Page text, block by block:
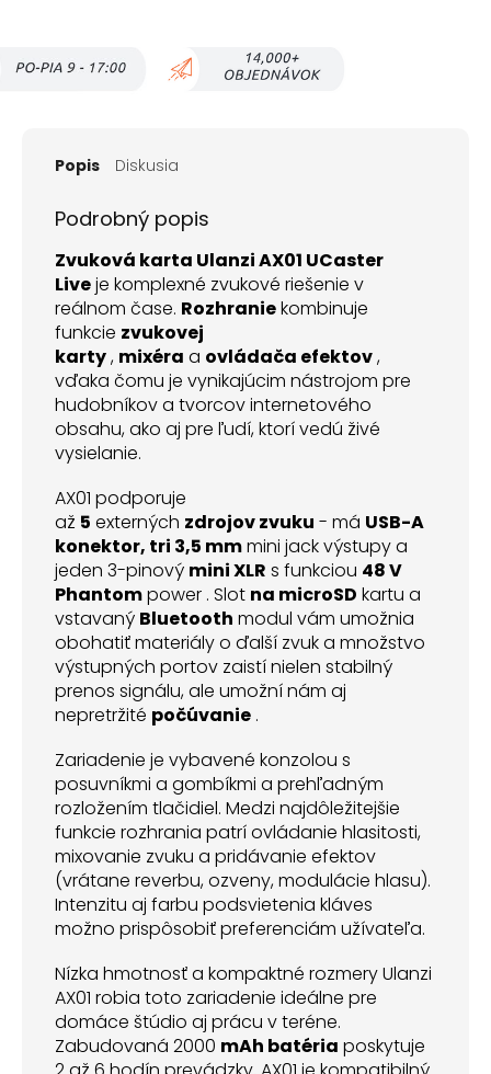
Popis Diskusia
Podrobný popis
Zvuková karta Ulanzi AX01 UCaster
Liveje komplexné zvukové riešenie v
reálnom čase. Rozhraniekombinuje
funkcie zvukovej
karty, mixéra a ovládača efektov,
vďaka čomu je vynikajúcim nástrojom pre
hudobníkov a tvorcov internetového
obsahu, ako aj pre ľudí, ktorí vedú živé
vysielanie.
AX01 podporuje
až 5 externých zdrojovzvuku - má USB-A
konektor, tri 3,5 mmmini jack výstupy a
jeden 3-pinový mini XLR s funkciou 48 V
Phantompower . Slot na microSD kartu a
vstavaný Bluetooth modul vám umožnia
obohatiť materiály o ďalší zvuk a množstvo
výstupných portov zaistí nielen stabilný
prenos signálu, ale umožní nám aj
nepretržité počúvanie .
Zariadenie je vybavené konzolou s
posuvníkmi a gombíkmi a prehľadným
rozložením tlačidiel. Medzi najdôležitejšie
funkcie rozhrania patrí ovládanie hlasitosti,
mixovanie zvuku a pridávanie efektov
(vrátane reverbu, ozveny, modulácie hlasu).
Intenzitu aj farbu podsvietenia kláves
možno prispôsobiť preferenciám užívateľa.
Nízka hmotnosť a kompaktné rozmery Ulanzi
AX01 robia toto zariadenie ideálne pre
domáce štúdio aj prácu v teréne.
Zabudovaná 2000 mAh batéria poskytuje